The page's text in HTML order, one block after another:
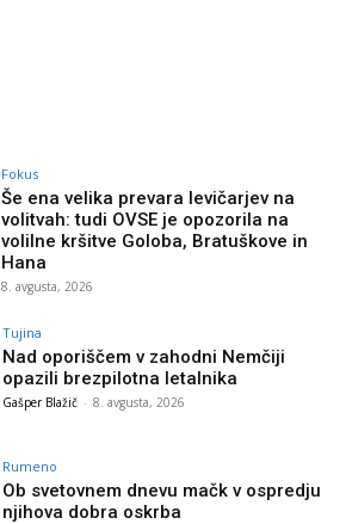
Fokus
Še ena velika prevara levičarjev na
volitvah: tudi OVSE je opozorila na
volilne kršitve Goloba, Bratuškove in
Hana
8. avgusta, 2026
Tujina
Nad oporiščem v zahodni Nemčiji
opazili brezpilotna letalnika
Gašper Blažič - 8. avgusta, 2026
Rumeno
Ob svetovnem dnevu mačk v ospredju
njihova dobra oskrba